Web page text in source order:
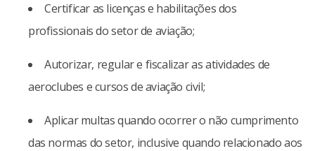
Certificar as licenças e habilitações dos
profissionais do setor de aviação;
Autorizar, regular e fiscalizar as atividades de
aeroclubes e cursos de aviação civil;
Aplicar multas quando ocorrer o não cumprimento
das normas do setor, inclusive quando relacionado aos